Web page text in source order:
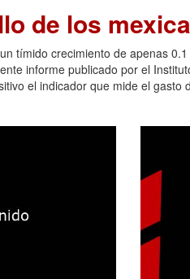
de los
tímido crecimiento de apenas
informe publicado por el
el indicador que mide el gasto